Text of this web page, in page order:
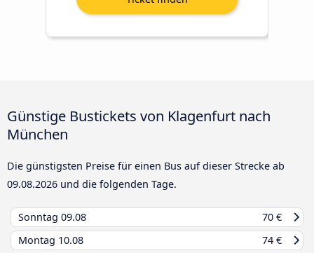
Günstige Bustickets von Klagenfurt nach
München
Die günstigsten Preise für einen Bus auf dieser Strecke ab
09.08.2026 und die folgenden Tage.
Sonntag 09.08
70 €
Montag 10.08
74 €